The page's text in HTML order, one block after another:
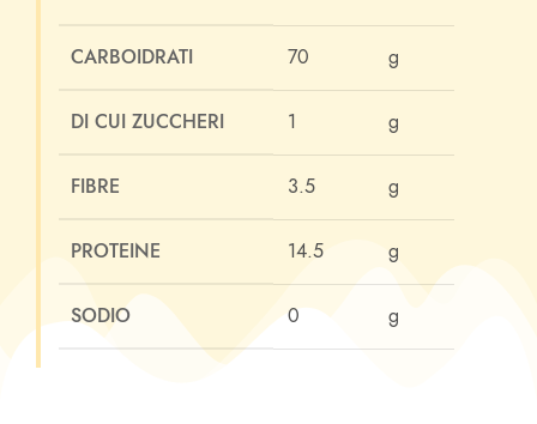
CARBOIDRATI 70 g
DI CUI ZUCCHERI 1 g
FIBRE 3.5 g
PROTEINE 14.5 g
SODIO 0 g